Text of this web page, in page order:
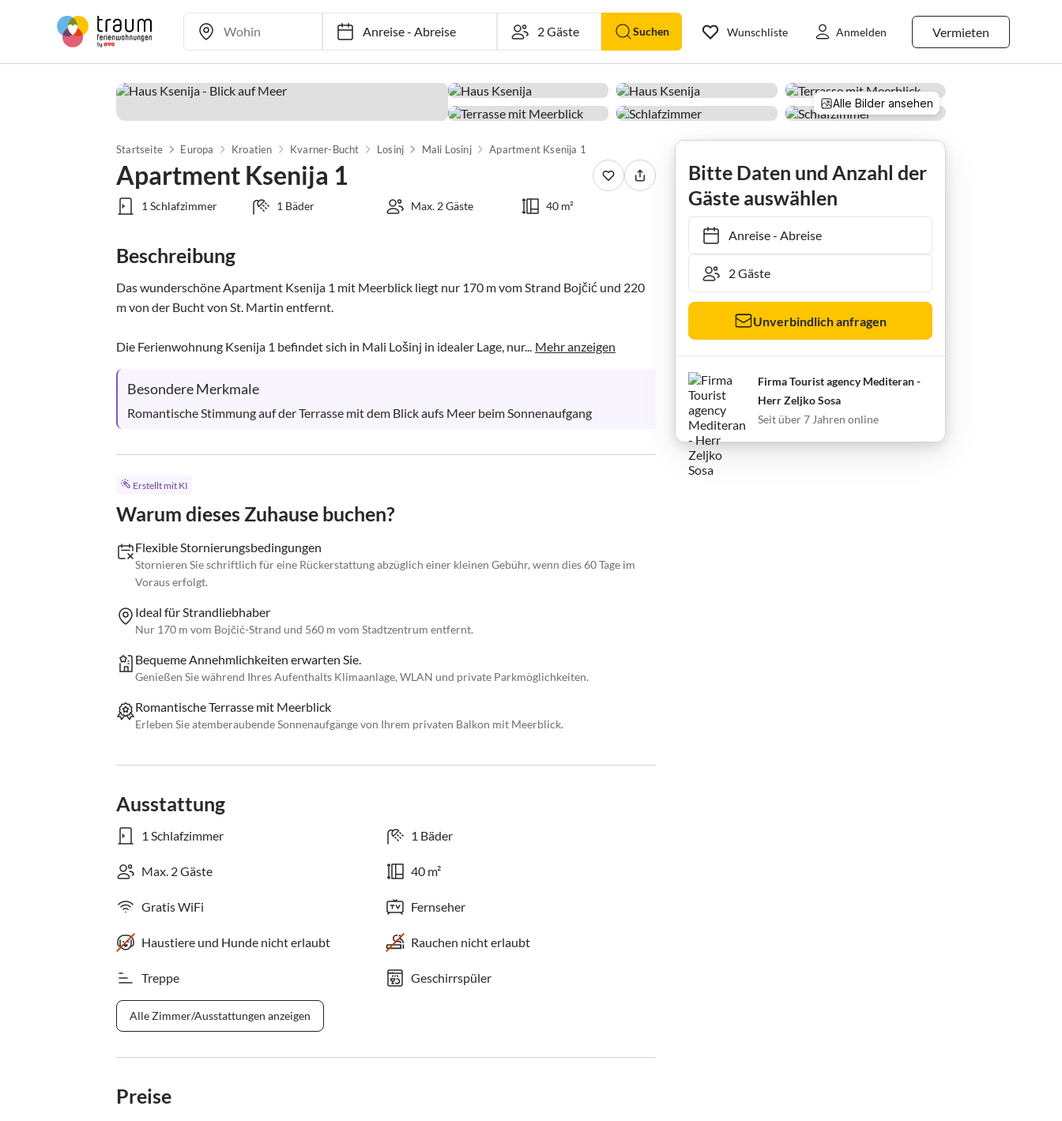
Anreise-Abreise Suchen Vermieten
Wunschliste Anmelden
Alle Bilder ansehen
Startseite Europa Kroatien Kvarner-Bucht Losinj Mali Losinj Apartment Ksenija 1
Apartment Ksenija 1
1 Schlafzimmer 1 Bäder Max. 2 Gäste 40 m²
Beschreibung
Das wunderschöne Apartment Ksenija 1 mit Meerblick liegt nur 170 m vom Strand Bojčić und 220
m von der Bucht von St. Martin entfernt.
Die Ferienwohnung Ksenija 1 befindet sich in Mali Lošinj in idealer Lage, nur... Mehr anzeigen
Besondere Merkmale
Romantische Stimmung auf der Terrasse mit dem Blick aufs Meer beim Sonnenaufgang
Erstellt mit KI
Warum dieses Zuhause buchen?
Flexible Stornierungsbedingungen
Stornieren Sie schriftlich für eine Rückerstattung abzüglich einer kleinen Gebühr, wenn dies 60 Tage im
Voraus erfolgt.
Ideal für Strandliebhaber
Nur 170 m vom Bojčić-Strand und 560 m vom Stadtzentrum entfernt.
Bequeme Annehmlichkeiten erwarten Sie.
Genießen Sie während Ihres Aufenthalts Klimaanlage, WLAN und private Parkmöglichkeiten.
Romantische Terrasse mit Meerblick
Erleben Sie atemberaubende Sonnenaufgänge von Ihrem privaten Balkon mit Meerblick.
Ausstattung
1 Schlafzimmer 1 Bäder
Max. 2 Gäste 40 m²
Gratis WiFi Fernseher
Haustiere und Hunde nicht erlaubt Rauchen nicht erlaubt
Treppe Geschirrspüler
Alle Zimmer/Ausstattungen anzeigen
Preise
Bitte Daten und Anzahl der
Gäste auswählen
Anreise- Abreise
Unverbindlich anfragen
Firma Tourist agency Mediteran -
Herr Zeljko Sosa
Seit über 7 Jahren online